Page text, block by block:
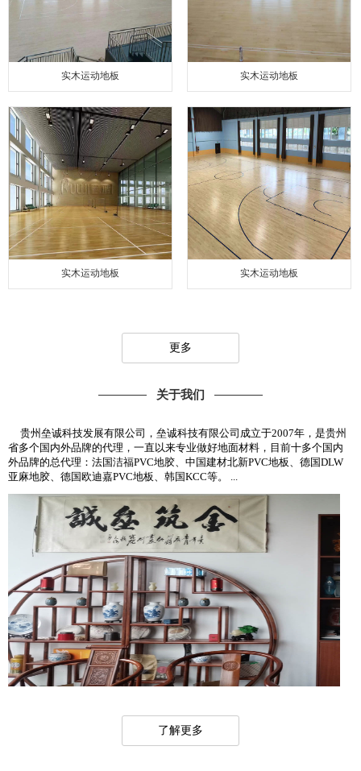
实木运动地板 实木运动地板
实木运动地板 实木运动地板
更多
关于我们
贵州垒诚科技发展有限公司，垒诚科技有限公司成立于2007年，是贵州
省多个国内外品牌的代理，一直以来专业做好地面材料，目前十多个国内
外品牌的总代理：法国洁福PVC地胶、中国建材北新PVC地板、德国DLW
亚麻地胶、德国欧迪嘉PVC地板、韩国KCC等。 ...
了解更多